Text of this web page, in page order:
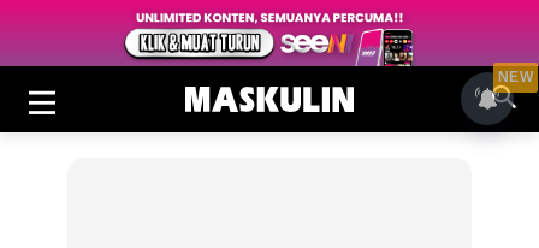
NEW